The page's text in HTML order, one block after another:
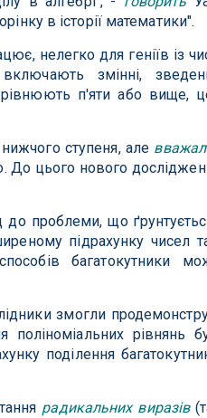
в історії математики".
нелегко для геніїв із
змінні,
п'яти або вище,
ступеня, але
До цього нового
до проблеми, що
підрахунку чисел
багатокутники
змогли
рівнянь
поділення
радикальних виразів